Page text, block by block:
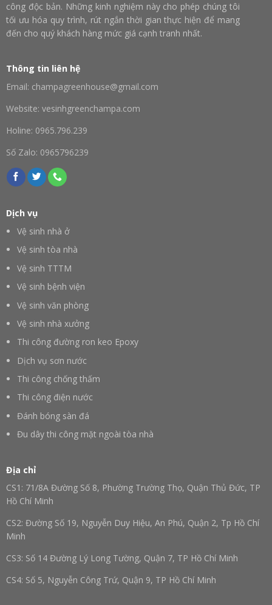
công độc bản. Những kinh nghiệm này cho phép chúng tôi
tối ưu hóa quy trình, rút ngắn thời gian thực hiện để mang
đến cho quý khách hàng mức giá cạnh tranh nhất.
Thông tin liên hệ
Email: champagreenhouse@gmail.com
Website: vesinhgreenchampa.com
Holine: 0965.796.239
Số Zalo: 0965796239
Dịch vụ
Vệ sinh nhà ở
Vệ sinh tòa nhà
Vệ sinh TTTM
Vệ sinh bệnh viện
Vệ sinh văn phòng
Vệ sinh nhà xưởng
Thi công đường ron keo Epoxy
Dịch vụ sơn nước
Thi công chống thấm
Thi công điện nước
Đánh bóng sàn đá
Đu dây thi công mặt ngoài tòa nhà
Địa chỉ
CS1: 71/8A Đường Số 8, Phường Trường Thọ, Quận Thủ Đức, TP
Hồ Chí Minh
CS2: Đường Số 19, Nguyễn Duy Hiệu, An Phú, Quận 2, Tp Hồ Chí
Minh
CS3: Số 14 Đường Lý Long Tường, Quận 7, TP Hồ Chí Minh
CS4: Số 5, Nguyễn Công Trứ, Quận 9, TP Hồ Chí Minh